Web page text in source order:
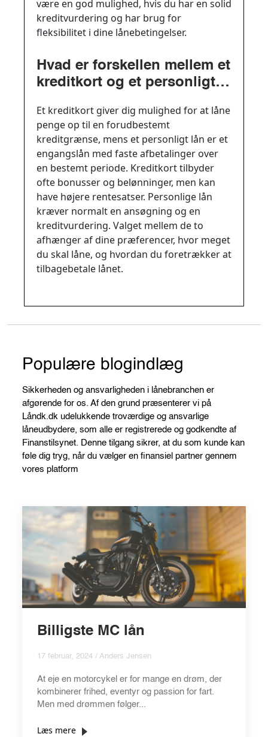
være en god mulighed, hvis du har en solid
kreditvurdering og har brug for
fleksibilitet i dine lånebetingelser.
Hvad er forskellen mellem et
kreditkort og et personligt
Et kreditkort giver dig mulighed for at låne
penge op til en forudbestemt
kreditgrænse, mens et personligt lån er et
engangslån med faste afbetalinger over
en bestemt periode. Kreditkort tilbyder
ofte bonusser og belønninger, men kan
have højere rentesatser. Personlige lån
kræver normalt en ansøgning og en
kreditvurdering. Valget mellem de to
afhænger af dine præferencer, hvor meget
du skal låne, og hvordan du foretrækker at
tilbagebetale lånet.
Populære blogindlæg
Sikkerheden og ansvarligheden i lånebranchen er
afgørende for os. Af den grund præsenterer vi på
Låndk.dk udelukkende troværdige og ansvarlige
låneudbydere, som alle er registrerede og godkendte af
Finanstilsynet. Denne tilgang sikrer, at du som kunde kan
føle dig tryg, når du vælger en finansiel partner gennem
vores platform
Billigste MC lån
17 februar, 2024 / Anders Jensen
At eje en motorcykel er for mange en drøm, der
kombinerer frihed, eventyr og passion for fart.
Men med drømmen følger...
Læs mere